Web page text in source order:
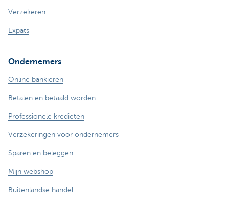
Verzekeren
Expats
Ondernemers
Online bankieren
Betalen en betaald worden
Professionele kredieten
Verzekeringen voor ondernemers
Sparen en beleggen
Mijn webshop
Buitenlandse handel